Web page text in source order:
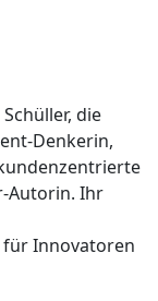
die
Denkerin,
Autorin. Ihr
für Innovatoren